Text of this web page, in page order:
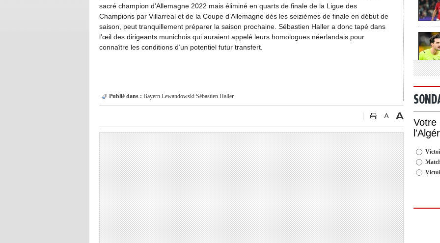
sacré champion d’Allemagne 2022 mais éliminé en quarts de finale de la Ligue des
Champions par Villarreal et de la Coupe d’Allemagne dès les seizièmes de finale en début de
saison, peut tranquillement préparer la saison prochaine. Sébastien Haller a donc tapé dans
l’œil des dirigeants munichois qui auraient appelé leurs homologues néerlandais pour
connaître les conditions d’un potentiel futur transfert.
Publié dans : Bayern Lewandowski Sébastien Haller
Votre